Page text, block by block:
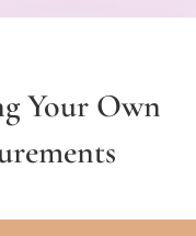
Your Own